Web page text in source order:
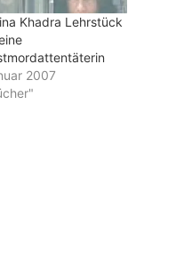
Khadra Lehrstück
2007